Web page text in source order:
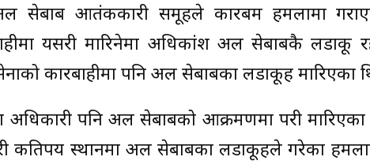
सेबाब आतंककारी समूहले कारबम हमलामा
यसरी मारिनेमा अधिकांश अल सेबाबकै लडाकू
कारबाहीमा पनि अल सेबाबका लडाकूहरु मारिएका
अधिकारी पनि अल सेबाबको आक्रमणमा परी
कतिपय स्थानमा अल सेबाबका लडाकूहरुले गरेका